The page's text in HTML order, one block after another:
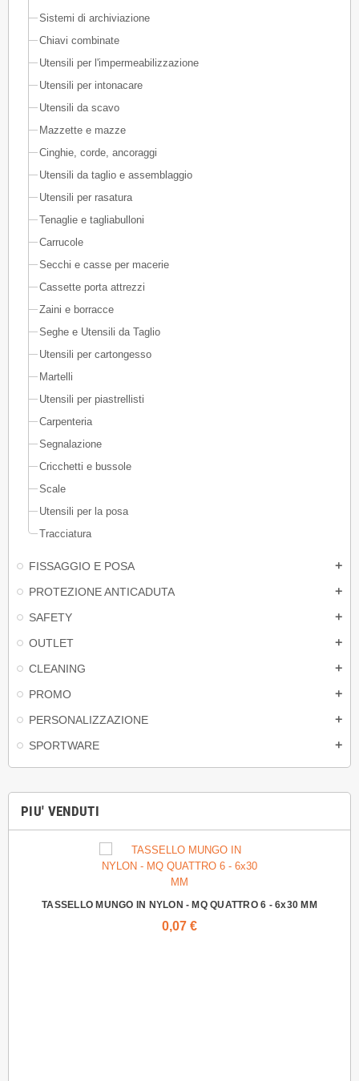
Sistemi di archiviazione
Chiavi combinate
Utensili per l'impermeabilizzazione
Utensili per intonacare
Utensili da scavo
Mazzette e mazze
Cinghie, corde, ancoraggi
Utensili da taglio e assemblaggio
Utensili per rasatura
Tenaglie e tagliabulloni
Carrucole
Secchi e casse per macerie
Cassette porta attrezzi
Zaini e borracce
Seghe e Utensili da Taglio
Utensili per cartongesso
Martelli
Utensili per piastrellisti
Carpenteria
Segnalazione
Cricchetti e bussole
Scale
Utensili per la posa
Tracciatura
FISSAGGIO E POSA add
PROTEZIONE ANTICADUTA add
SAFETY add
OUTLET add
CLEANING add
PROMO add
PERSONALIZZAZIONE add
SPORTWARE add
PIU' VENDUTI
TASSELLO MUNGO IN NYLON - MQ QUATTRO 6 - 6x30 MM
0,07 €